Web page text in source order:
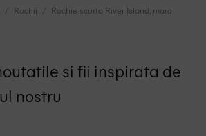
Rochii Rochie scurta River Island, maro
si fii inspirata de
nostru